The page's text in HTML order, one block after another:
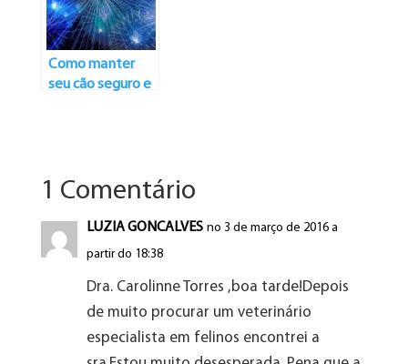
Como manter
seu cão seguro e
1 Comentário
LUZIA GONCALVES no 3 de março de 2016 a
partir do 18:38
Dra. Carolinne Torres ,boa tarde!Depois
de muito procurar um veterinário
especialista em felinos encontrei a